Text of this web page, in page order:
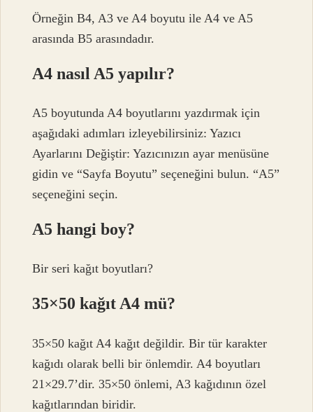
Örneğin B4, A3 ve A4 boyutu ile A4 ve A5
arasında B5 arasındadır.
A4 nasıl A5 yapılır?
A5 boyutunda A4 boyutlarını yazdırmak için
aşağıdaki adımları izleyebilirsiniz: Yazıcı
Ayarlarını Değiştir: Yazıcınızın ayar menüsüne
gidin ve “Sayfa Boyutu” seçeneğini bulun. “A5”
seçeneğini seçin.
A5 hangi boy?
Bir seri kağıt boyutları?
35×50 kağıt A4 mü?
35×50 kağıt A4 kağıt değildir. Bir tür karakter
kağıdı olarak belli bir önlemdir. A4 boyutları
21×29.7’dir. 35×50 önlemi, A3 kağıdının özel
kağıtlarından biridir.